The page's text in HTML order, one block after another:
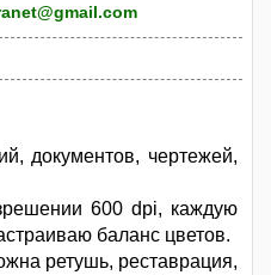
документов, чертежей,
600 dpi, каждую
баланс цветов.
ретушь, реставрация,